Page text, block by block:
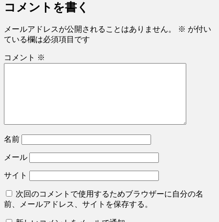
コメントを書く
メールアドレスが公開されることはありません。 ※ が付い
ている欄は必須項目です
コメント ※
名前
メール
サイト
次回のコメントで使用するためブラウザーに自分の名
前、メールアドレス、サイトを保存する。